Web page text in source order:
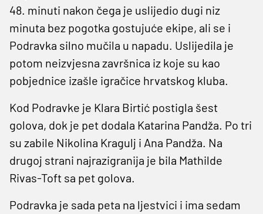
48. minuti nakon čega je uslijedio dugi niz
minuta bez pogotka gostujuće ekipe, ali se i
Podravka silno mučila u napadu. Uslijedila je
potom neizvjesna završnica iz koje su kao
pobjednice izašle igračice hrvatskog kluba.
Kod Podravke je Klara Birtić postigla šest
golova, dok je pet dodala Katarina Pandža. Po tri
su zabile Nikolina Kragulj i Ana Pandža. Na
drugoj strani najrazigranija je bila Mathilde
Rivas-Toft sa pet golova.
Podravka je sada peta na ljestvici i ima sedam